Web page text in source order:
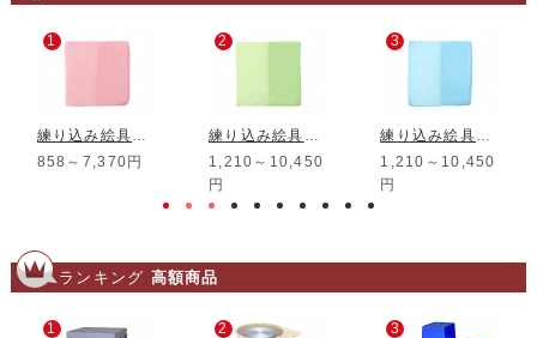
1
練り込み絵具 陶試紅
858～7,370円
2
練り込み絵具 黄緑
1,210～10,450
円
3
練り込み絵具 トルコブルー
1,210～10,450
円
ランキング 高額商品
1 2 3